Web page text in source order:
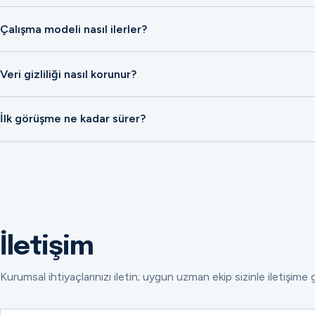
Çalışma modeli nasıl ilerler?
Veri gizliliği nasıl korunur?
İlk görüşme ne kadar sürer?
İletişim
Kurumsal ihtiyaçlarınızı iletin; uygun uzman ekip sizinle iletişime